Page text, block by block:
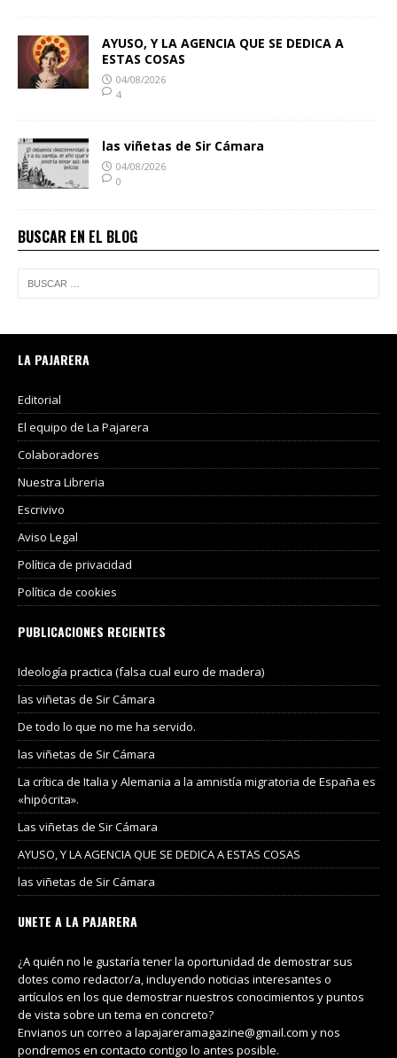
AYUSO, Y LA AGENCIA QUE SE DEDICA A
ESTAS COSAS
04/08/2026
4
las viñetas de Sir Cámara
04/08/2026
0
BUSCAR EN EL BLOG
LA PAJARERA
Editorial
El equipo de La Pajarera
Colaboradores
Nuestra Libreria
Escrivivo
Aviso Legal
Política de privacidad
Política de cookies
PUBLICACIONES RECIENTES
Ideología practica (falsa cual euro de madera)
las viñetas de Sir Cámara
De todo lo que no me ha servido.
las viñetas de Sir Cámara
La crítica de Italia y Alemania a la amnistía migratoria de España es
«hipócrita».
Las viñetas de Sir Cámara
AYUSO, Y LA AGENCIA QUE SE DEDICA A ESTAS COSAS
las viñetas de Sir Cámara
UNETE A LA PAJARERA
¿A quién no le gustaría tener la oportunidad de demostrar sus
dotes como redactor/a, incluyendo noticias interesantes o
artículos en los que demostrar nuestros conocimientos y puntos
de vista sobre un tema en concreto?
Envianos un correo a lapajareramagazine@gmail.com y nos
pondremos en contacto contigo lo antes posible.